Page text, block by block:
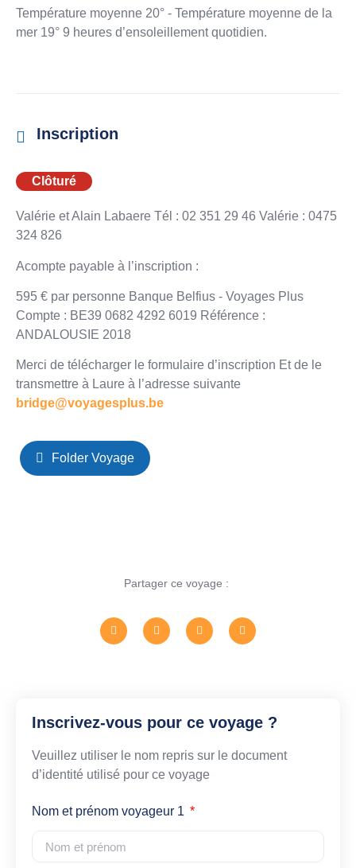
Température moyenne 20° - Température moyenne de la
mer 19° 9 heures d’ensoleillement quotidien.
Inscription
Clôturé
Valérie et Alain Labaere Tél : 02 351 29 46 Valérie : 0475
324 826
Acompte payable à l’inscription :
595 € par personne Banque Belfius - Voyages Plus
Compte : BE39 0682 4292 6019 Référence :
ANDALOUSIE 2018
Merci de télécharger le formulaire d’inscription Et de le
transmettre à Laure à l’adresse suivante
bridge@voyagesplus.be
Folder Voyage
Partager ce voyage :
Inscrivez-vous pour ce voyage ?
Veuillez utiliser le nom repris sur le document
d’identité utilisé pour ce voyage
Nom et prénom voyageur 1